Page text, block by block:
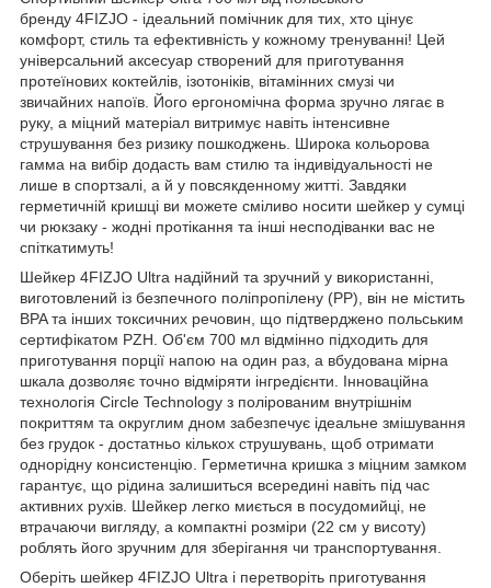
бренду 4FIZJO - ідеальний помічник для тих, хто цінує
комфорт, стиль та ефективність у кожному тренуванні! Цей
універсальний аксесуар створений для приготування
протеїнових коктейлів, ізотоніків, вітамінних смузі чи
звичайних напоїв. Його ергономічна форма зручно лягає в
руку, а міцний матеріал витримує навіть інтенсивне
струшування без ризику пошкоджень. Широка кольорова
гамма на вибір додасть вам стилю та індивідуальності не
лише в спортзалі, а й у повсякденному житті. Завдяки
герметичній кришці ви можете сміливо носити шейкер у сумці
чи рюкзаку - жодні протікання та інші несподіванки вас не
спіткатимуть!
Шейкер 4FIZJO Ultra надійний та зручний у використанні,
виготовлений із безпечного поліпропілену (PP), він не містить
BPA та інших токсичних речовин, що підтверджено польським
сертифікатом PZH. Об'єм 700 мл відмінно підходить для
приготування порції напою на один раз, а вбудована мірна
шкала дозволяє точно відміряти інгредієнти. Інноваційна
технологія Circle Technology з полірованим внутрішнім
покриттям та округлим дном забезпечує ідеальне змішування
без грудок - достатньо кількох струшувань, щоб отримати
однорідну консистенцію. Герметична кришка з міцним замком
гарантує, що рідина залишиться всередині навіть під час
активних рухів. Шейкер легко миється в посудомийці, не
втрачаючи вигляду, а компактні розміри (22 см у висоту)
роблять його зручним для зберігання чи транспортування.
Оберіть шейкер 4FIZJO Ultra і перетворіть приготування